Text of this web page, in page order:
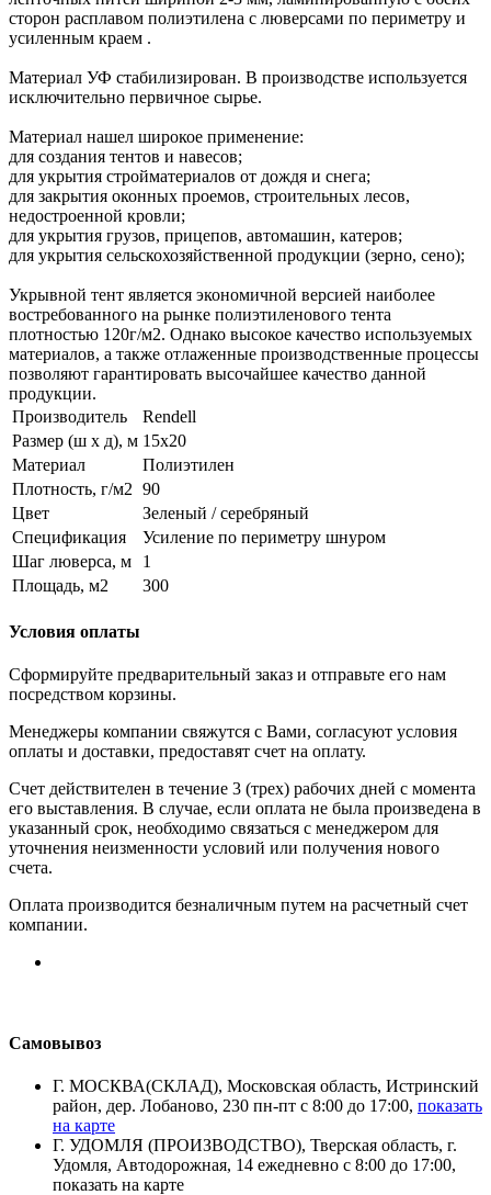
сторон расплавом полиэтилена с люверсами по периметру и
усиленным краем .
Материал УФ стабилизирован. В производстве используется
исключительно первичное сырье.
Материал нашел широкое применение:
для создания тентов и навесов;
для укрытия стройматериалов от дождя и снега;
для закрытия оконных проемов, строительных лесов,
недостроенной кровли;
для укрытия грузов, прицепов, автомашин, катеров;
для укрытия сельскохозяйственной продукции (зерно, сено);
Укрывной тент является экономичной версией наиболее
востребованного на рынке полиэтиленового тента
плотностью 120г/м2. Однако высокое качество используемых
материалов, а также отлаженные производственные процессы
позволяют гарантировать высочайшее качество данной
продукции.
Производитель
Rendell
Размер (ш х д), м 15х20
Материал
Полиэтилен
Плотность, г/м2 90
Цвет
Зеленый / серебряный
Спецификация
Усиление по периметру шнуром
Шаг люверса, м
1
Площадь, м2
300
Условия оплаты
Сформируйте предварительный заказ и отправьте его нам
посредством корзины.
Менеджеры компании свяжутся с Вами, согласуют условия
оплаты и доставки, предоставят счет на оплату.
Счет действителен в течение 3 (трех) рабочих дней с момента
его выставления. В случае, если оплата не была произведена в
указанный срок, необходимо связаться с менеджером для
уточнения неизменности условий или получения нового
счета.
Оплата производится безналичным путем на расчетный счет
компании.
Самовывоз
Г. МОСКВА(СКЛАД), Московская область, Истринский
район, дер. Лобаново, 230 пн-пт с 8:00 до 17:00, показать
на карте
Г. УДОМЛЯ (ПРОИЗВОДСТВО), Тверская область, г.
Удомля, Автодорожная, 14 ежедневно с 8:00 до 17:00,
показать на карте